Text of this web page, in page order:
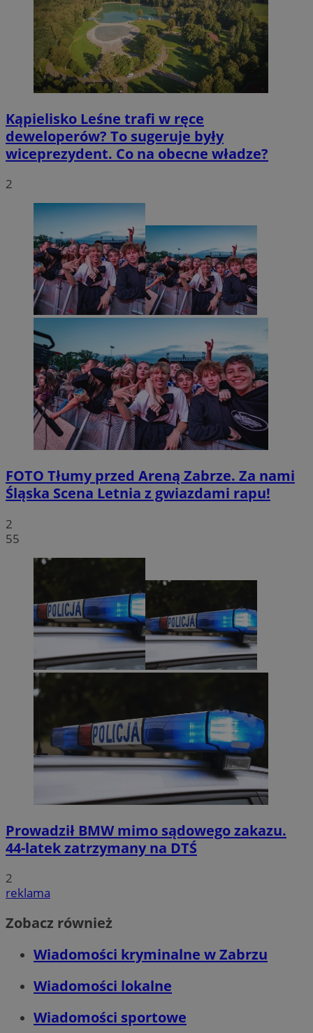
Kąpielisko Leśne trafi w ręce
deweloperów? To sugeruje były
wiceprezydent. Co na obecne władze?
2
FOTO Tłumy przed Areną Zabrze. Za nami
Śląska Scena Letnia z gwiazdami rapu!
2
55
Prowadził BMW mimo sądowego zakazu.
44-latek zatrzymany na DTŚ
2
reklama
Zobacz również
Wiadomości kryminalne w Zabrzu
Wiadomości lokalne
Wiadomości sportowe